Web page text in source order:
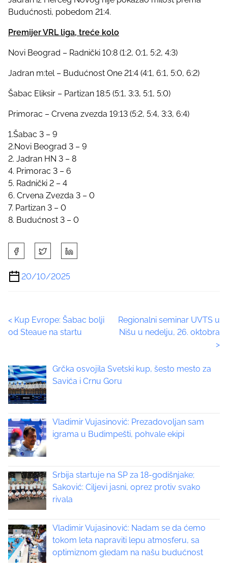
Budućnosti, pobedom 21:4.
Premijer VRL liga, treće kolo
Novi Beograd – Radnički 10:8 (1:2, 0:1, 5:2, 4:3)
Jadran m:tel – Budućnost One 21:4 (4:1, 6:1, 5:0, 6:2)
Šabac Eliksir – Partizan 18:5 (5:1, 3:3, 5:1, 5:0)
Primorac – Crvena zvezda 19:13 (5:2, 5:4, 3:3, 6:4)
1.Šabac 3 – 9
2.Novi Beograd 3 – 9
2. Jadran HN 3 – 8
4. Primorac 3 – 6
5. Radnički 2 – 4
6. Crvena Zvezda 3 – 0
7. Partizan 3 – 0
8. Budućnost 3 – 0
h
a
r
h
i
o
s
t
n
:
20/10/2025
P
s
t
s
n
a
i
g
a
t
< Kup Evrope: Šabac bolji
od Steaue na startu
Regionalni seminar UVTS u
Nišu u nedelju, 26. oktobra
>
Grčka osvojila Svetski kup, šesto mesto za
Savića i Crnu Goru
Vladimir Vujasinović: Prezadovoljan sam
igrama u Budimpešti, pohvale ekipi
Srbija startuje na SP za 18-godišnjake;
Saković: Ciljevi jasni, oprez protiv svako
rivala
Vladimir Vujasinović: Nadam se da ćemo
tokom leta napraviti lepu atmosferu, sa
optimiznom gledam na našu budućnost